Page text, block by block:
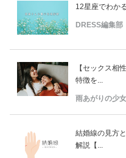
12星座でわか
DRESS編集部
【セックス相
特徴を...
雨あがりの少女
結婚線の見方
解説【...